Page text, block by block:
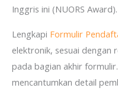
Inggris ini (NUORS Award).
Lengkapi Formulir
elektronik, sesuai dengan
pada bagian akhir
mencantumkan detail